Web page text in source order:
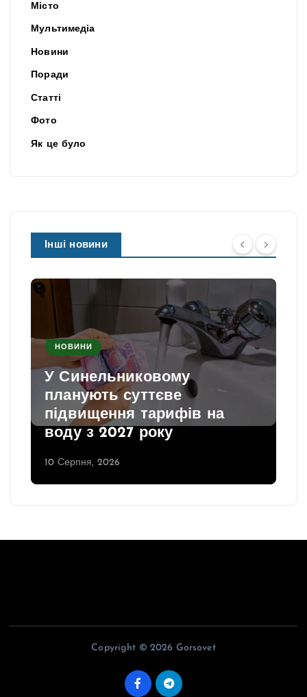
Місто
Мультимедіа
Новини
Поради
Статті
Фото
Як це було
Інші новини
НОВИНИ
У Синельниковому
планують суттєве
підвищення тарифів на
воду з 2027 року
10 Серпня, 2026
Copyright © 2026 Gorsovet